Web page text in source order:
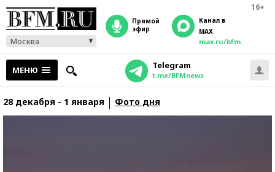
16+
Москва
прямой
эфир
Канал в
MAX
max.ru/bfm
МЕНЮ Telegram
t.me/BFMnews
28 декабря - 1 января Фото дня